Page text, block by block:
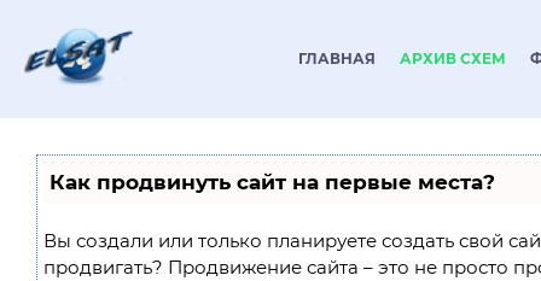
ГЛАВНАЯ АРХИВ СХЕМ
Как продвинуть сайт на первые места?
Вы создали или только планируете создать свой
продвигать? Продвижение сайта – это не просто